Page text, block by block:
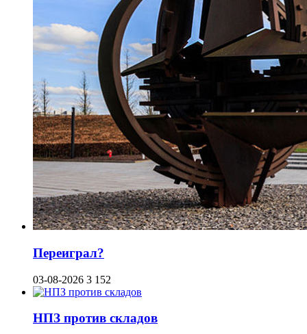
Переиграл?
03-08-2026 3 152
НПЗ против складов